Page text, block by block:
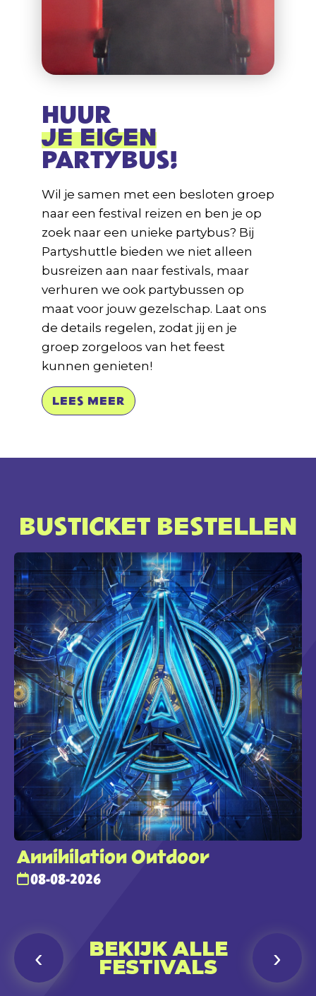
HUUR
JE EIGEN
PARTYBUS!
Wil je samen met een besloten groep
naar een festival reizen en ben je op
zoek naar een unieke partybus? Bij
Partyshuttle bieden we niet alleen
busreizen aan naar festivals, maar
verhuren we ook partybussen op
maat voor jouw gezelschap. Laat ons
de details regelen, zodat jij en je
groep zorgeloos van het feest
kunnen genieten!
LEES MEER
BUSTICKET BESTELLEN
Annihilation Outdoor
08-08-2026
‹ BEKIJK ALLE
FESTIVALS ›